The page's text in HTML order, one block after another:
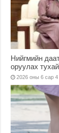
Нийгмийн
оруулах
2026 оны 6 сар